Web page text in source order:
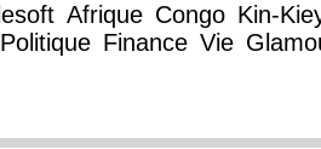
lesoft Afrique Congo Kin-
Politique Finance Vie